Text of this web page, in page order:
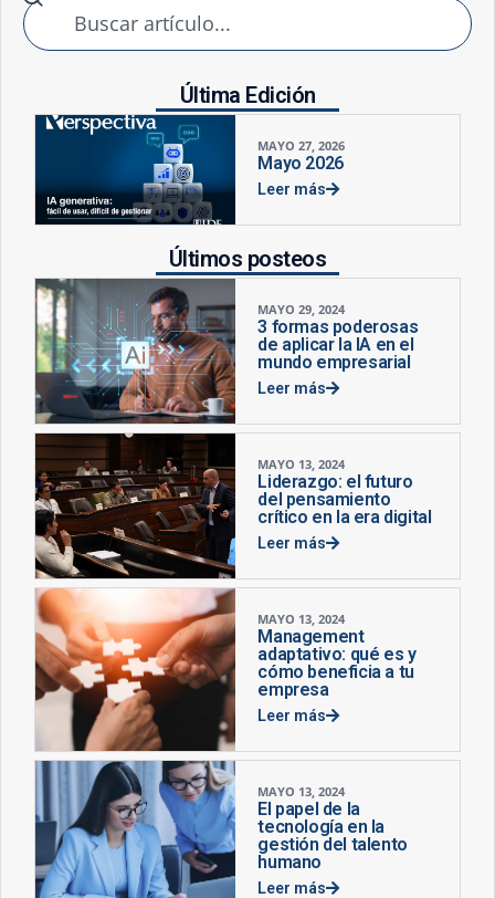
Última Edición
MAYO 27, 2026
Mayo 2026
Leer más
Últimos posteos
MAYO 29, 2024
3 formas poderosas
de aplicar la IA en el
mundo empresarial
Leer más
MAYO 13, 2024
Liderazgo: el futuro
del pensamiento
crítico en la era digital
Leer más
MAYO 13, 2024
Management
adaptativo: qué es y
cómo beneficia a tu
empresa
Leer más
MAYO 13, 2024
El papel de la
tecnología en la
gestión del talento
humano
Leer más